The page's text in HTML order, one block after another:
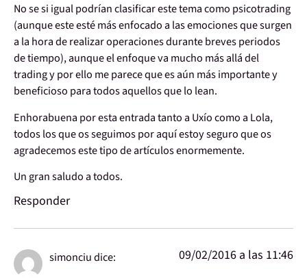
No se si igual podrían clasificar este tema como psicotrading
(aunque este esté más enfocado a las emociones que surgen
a la hora de realizar operaciones durante breves periodos
de tiempo), aunque el enfoque va mucho más allá del
trading y por ello me parece que es aún más importante y
beneficioso para todos aquellos que lo lean.
Enhorabuena por esta entrada tanto a Uxío como a Lola,
todos los que os seguimos por aquí estoy seguro que os
agradecemos este tipo de artículos enormemente.
Un gran saludo a todos.
Responder
simonciudice: 09/02/2016 a las 11:46